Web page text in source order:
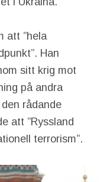
att ”hela
Han
sitt krig mot
på andra
rådande
att ”Ryssland
terrorism”.